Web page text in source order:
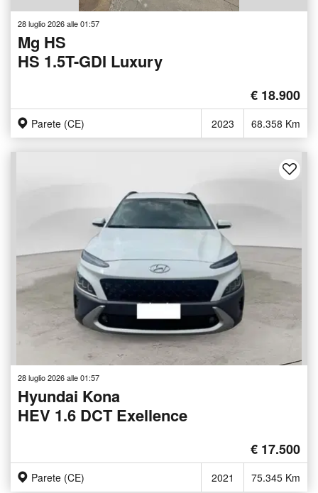
28 luglio 2026 alle 01:57
Mg HS
HS 1.5T-GDI Luxury
€ 18.900
Parete (CE) 2023 68.358 Km
28 luglio 2026 alle 01:57
Hyundai Kona
HEV 1.6 DCT Exellence
€ 17.500
Parete (CE) 2021 75.345 Km